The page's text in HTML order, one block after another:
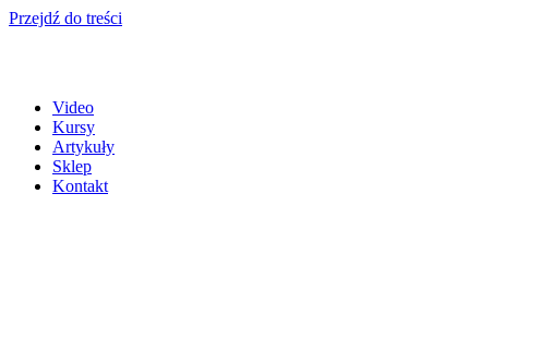
Przejdź do treści
Video
Kursy
Artykuły
Sklep
Kontakt